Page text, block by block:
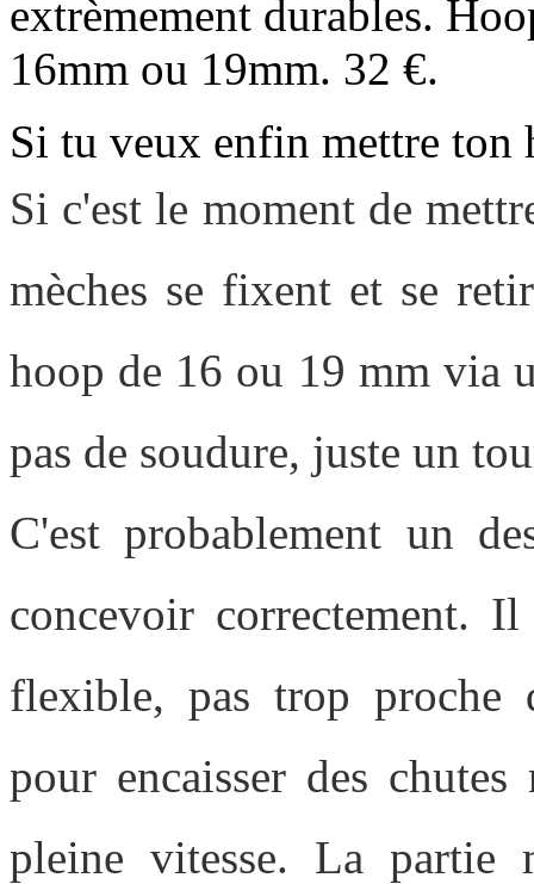
extrèmement durables.
16mm ou 19mm. 32 €.
Si tu veux enfin mettre ton
Si c'est le moment de
mèches se fixent et se
hoop de 16 ou 19 mm via
pas de soudure, juste un
C'est probablement un
concevoir correctement.
flexible, pas trop proche
pour encaisser des
pleine vitesse. La partie